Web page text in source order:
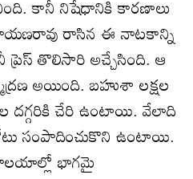
కానీ నిషేధానికి కారణాలు
రాసిన ఈ నాటకాన్ని
తొలిసారి అచ్చేసింది. ఆ
అయింది. బహుశా లక్షల
దగ్గరికి చేరి ఉంటాయి. వేలాది
సంపాదించుకొని ఉంటాయి.
భాగమై